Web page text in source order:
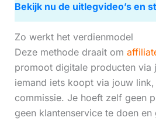
Bekijk nu de uitlegvideo’s en
Zo werkt het verdienmodel
Deze methode draait om
promoot digitale producten via
iemand iets koopt via jouw
commissie. Je hoeft zelf geen
geen klantenservice te doen